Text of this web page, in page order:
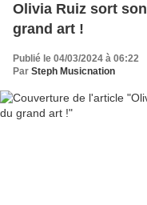
Olivia Ruiz sort
grand art !
Publié le 04/03/2024 à 06:22
Par Steph Musicnation